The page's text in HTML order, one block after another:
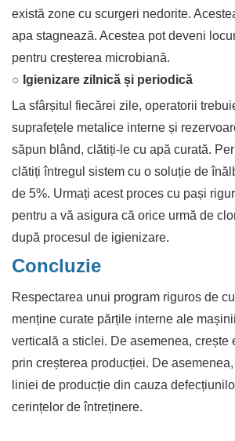
există zone cu scurgeri nedorite.
apa stagnează. Acestea pot deveni
pentru creșterea microbiană.
○ Igienizare zilnică și periodică
La sfârșitul fiecărei zile, operatorii
suprafețele metalice interne și
săpun blând, clătiți-le cu apă curată.
clătiți întregul sistem cu o soluție de
de 5%. Urmați acest proces cu pași
pentru a vă asigura că orice urmă de
după procesul de igienizare.
Concluzie
Respectarea unui program riguros de
menține curate părțile interne ale
verticală a sticlei. De asemenea, crește
prin creșterea producției. De
liniei de producție din cauza
cerințelor de întreținere.